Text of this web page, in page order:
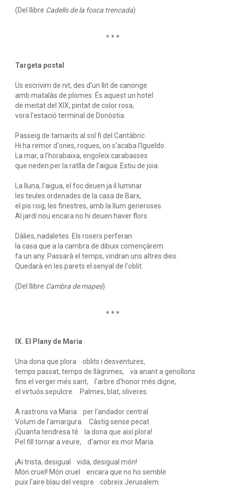
(Del llibre Cadells de la fosca trencada)
* * *
Targeta postal
Us escrivim de nit, des d'un llit de canonge
amb matalàs de plomes. És aquest un hotel
de meitat del XIX, pintat de color rosa,
vora l'estació terminal de Donòstia.
Passeig de tamarits al sol fi del Cantàbric.
Hi ha remor d'ones, roques, on s'acaba l'Igueldo.
La mar, a l'horabaixa, engoleix carabasses
que neden per la ratlla de l'aigua. Estiu de joia.
La lluna, l'aigua, el foc deuen ja il.luminar
les teules ordenades de la casa de Barx,
el pis roig, les finestres, amb la llum generoses.
Al jardí nou encara no hi deuen haver flors.
Dàlies, nadaletes. Els rosers perferan
la casa que a la cambra de dibuix començàrem
fa un any. Passarà el temps, vindran uns altres dies.
Quedarà en les parets el senyal de l'oblit.
(Del llibre Cambra de mapes)
* * *
IX. El Plany de Maria
Una dona que plora oblits i desventures,
temps passat, temps de llàgrimes, va anant a genollons
fins el verger més sant, l'arbre d'honor més digne,
el virtuós sepulcre. Palmes, blat, oliveres.
A rastrons va Maria per l'andador central.
Volum de l'amargura. Càstig sense pecat.
¡Quanta tendresa té la dona que així plora!
Pel fill tornar a veure, d'amor es mor Maria.
¡Ai trista, desigual vida, desigual món!
Món cruel! Món cruel encara que no ho semble
puix l'aire blau del vespre cobreix Jerusalem.